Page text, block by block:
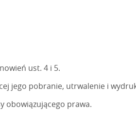
ust. 4 i 5.
jego pobranie, utrwalenie i
obowiązującego prawa.